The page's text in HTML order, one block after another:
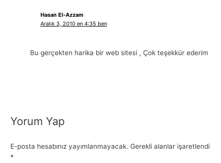
Hasan El-Azzam
Aralık 3, 2010 en 4:35 ben
Bu gerçekten harika bir web sitesi , Çok teşekkür ederim
Yorum Yap
E-posta hesabınız yayımlanmayacak. Gerekli alanlar işaretlendi
*